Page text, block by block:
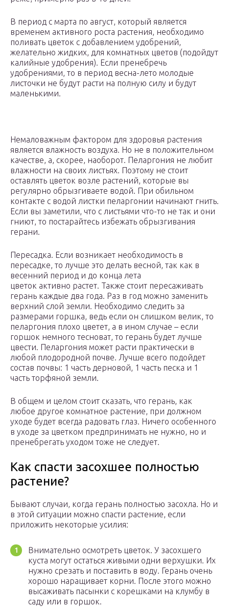
В период с марта по август, который является
временем активного роста растения, необходимо
поливать цветок с добавлением удобрений,
желательно жидких, для комнатных цветов (подойдут
калийные удобрения). Если пренебречь
удобрениями, то в период весна-лето молодые
листочки не будут расти на полную силу и будут
маленькими.
Немаловажным фактором для здоровья растения
является влажность воздуха. Но не в положительном
качестве, а, скорее, наоборот. Пеларгония не любит
влажности на своих листьях. Поэтому не стоит
оставлять цветок возле растений, которые вы
регулярно обрызгиваете водой. При обильном
контакте с водой листки пеларгонии начинают гнить.
Если вы заметили, что с листьями что-то не так и они
гниют, то постарайтесь избежать обрызгивания
герани.
Пересадка. Если возникает необходимость в
пересадке, то лучше это делать весной, так как в
весенний период и до конца лета
цветок активно растет. Также стоит пересаживать
герань каждые два года. Раз в год можно заменить
верхний слой земли. Необходимо следить за
размерами горшка, ведь если он слишком велик, то
пеларгония плохо цветет, а в ином случае – если
горшок немного тесноват, то герань будет лучше
цвести. Пеларгония может расти практически в
любой плодородной почве. Лучше всего подойдет
состав почвы: 1 часть дерновой, 1 часть песка и 1
часть торфяной земли.
В общем и целом стоит сказать, что герань, как
любое другое комнатное растение, при должном
уходе будет всегда радовать глаз. Ничего особенного
в уходе за цветком предпринимать не нужно, но и
пренебрегать уходом тоже не следует.
Как спасти засохшее полностью
растение?
Бывают случаи, когда герань полностью засохла. Но и
в этой ситуации можно спасти растение, если
приложить некоторые усилия:
Внимательно осмотреть цветок. У засохшего
куста могут остаться живыми одни верхушки. Их
нужно срезать и поставить в воду. Герань очень
хорошо наращивает корни. После этого можно
высаживать пасынки с корешками на клумбу в
саду или в горшок.